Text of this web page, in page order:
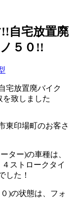
自宅放置廃
５０!!
宅放置廃バイク
致しました
東印場町のお客さ
ター)の車種は、
ストロークタイ
した！
)の状態は、フォ